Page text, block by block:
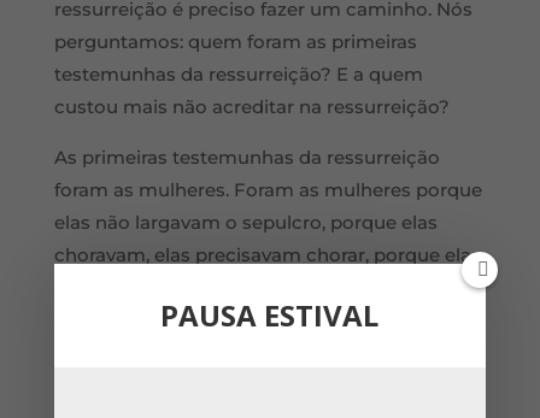
ressurreição é preciso fazer um caminho. Nós
perguntamos: quem foram as primeiras
testemunhas da ressurreição? E a quem
custou mais não acreditar na ressurreição?
As primeiras testemunhas da ressurreição
foram as mulheres. Foram as mulheres porque
elas não largavam o sepulcro, porque elas
choravam, elas precisavam chorar, porque elas
levavam perfumes, porque elas cuidavam, elas
queriam cuidar na morte e para lá da própria
PAUSA ESTIVAL